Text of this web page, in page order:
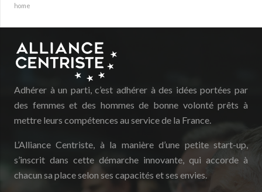
home
Adhérer à un parti, c’est adhérer à des idées portées par
des femmes et des hommes de bonne volonté prêts à
mettre leurs compétences au service de la France.
L’Alliance Centriste, à la manière d’une petite start-up,
s’inscrit dans cette démarche innovante, qui accorde à
chacun sa place selon ses capacités et ses envies.